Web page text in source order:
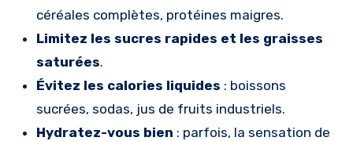
céréales complètes, protéines maigres.
Limitez les sucres rapides et les graisses
saturées.
Évitez les calories liquides : boissons
sucrées, sodas, jus de fruits industriels.
Hydratez-vous bien : parfois, la sensation de